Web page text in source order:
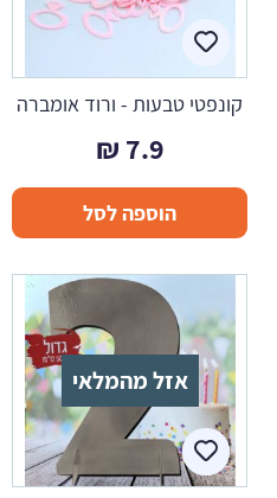
קונפטי טבעות - ורוד אומברה
7.9
₪
הוספה לסל
אזל מהמלאי